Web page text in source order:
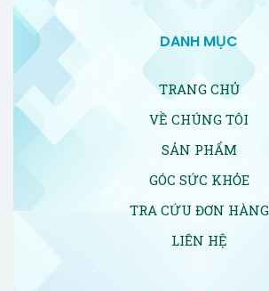
DANH MỤC
TRANG CHỦ
VỀ CHÚNG TÔI
SẢN PHẨM
GÓC SỨC KHỎE
TRA CỨU ĐƠN HÀNG
LIÊN HỆ